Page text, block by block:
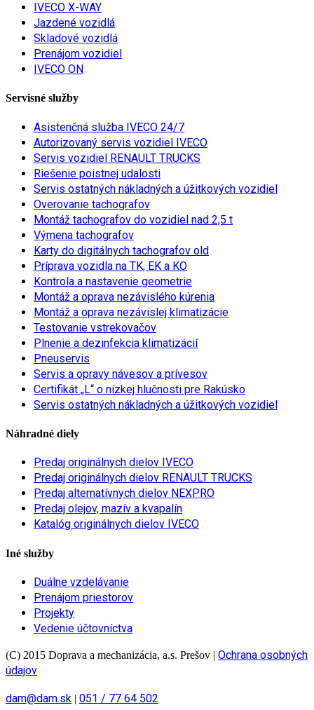
IVECO X-WAY
Jazdené vozidlá
Skladové vozidlá
Prenájom vozidiel
IVECO ON
Servisné služby
Asistenčná služba IVECO 24/7
Autorizovaný servis vozidiel IVECO
Servis vozidiel RENAULT TRUCKS
Riešenie poistnej udalosti
Servis ostatných nákladných a úžitkových vozidiel
Overovanie tachografov
Montáž tachografov do vozidiel nad 2,5 t
Výmena tachografov
Karty do digitálnych tachografov old
Príprava vozidla na TK, EK a KO
Kontrola a nastavenie geometrie
Montáž a oprava nezávislého kúrenia
Montáž a oprava nezávislej klimatizácie
Testovanie vstrekovačov
Plnenie a dezinfekcia klimatizácií
Pneuservis
Servis a opravy návesov a prívesov
Certifikát „L“ o nízkej hlučnosti pre Rakúsko
Servis ostatných nákladných a úžitkových vozidiel
Náhradné diely
Predaj originálnych dielov IVECO
Predaj originálnych dielov RENAULT TRUCKS
Predaj alternatívnych dielov NEXPRO
Predaj olejov, mazív a kvapalín
Katalóg originálnych dielov IVECO
Iné služby
Duálne vzdelávanie
Prenájom priestorov
Projekty
Vedenie účtovníctva
(C) 2015 Doprava a mechanizácia, a.s. Prešov | Ochrana osobných
údajov
dam@dam.sk | 051 / 77 64 502